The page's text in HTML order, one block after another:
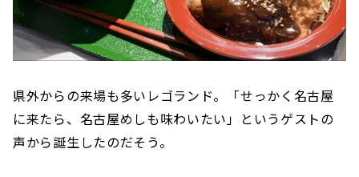
県外からの来場も多いレゴランド。「せっかく名古屋
に来たら、名古屋めしも味わいたい」というゲストの
声から誕生したのだそう。